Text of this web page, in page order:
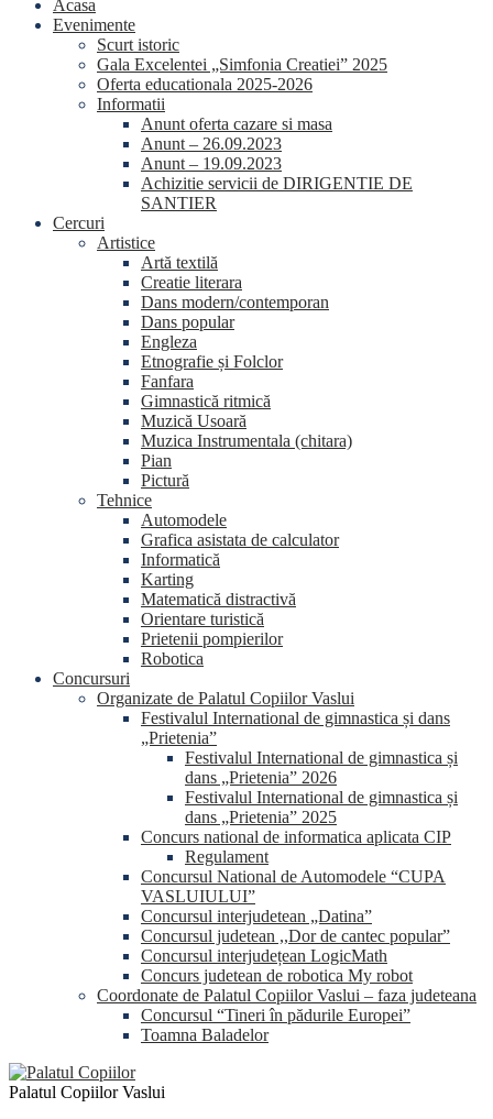
Acasa
Evenimente
Scurt istoric
Gala Excelentei „Simfonia Creatiei” 2025
Oferta educationala 2025-2026
Informatii
Anunt oferta cazare si masa
Anunt – 26.09.2023
Anunt – 19.09.2023
Achizitie servicii de DIRIGENTIE DE
SANTIER
Cercuri
Artistice
Artă textilă
Creatie literara
Dans modern/contemporan
Dans popular
Engleza
Etnografie și Folclor
Fanfara
Gimnastică ritmică
Muzică Usoară
Muzica Instrumentala (chitara)
Pian
Pictură
Tehnice
Automodele
Grafica asistata de calculator
Informatică
Karting
Matematică distractivă
Orientare turistică
Prietenii pompierilor
Robotica
Concursuri
Organizate de Palatul Copiilor Vaslui
Festivalul International de gimnastica și dans
„Prietenia”
Festivalul International de gimnastica și
dans „Prietenia” 2026
Festivalul International de gimnastica și
dans „Prietenia” 2025
Concurs national de informatica aplicata CIP
Regulament
Concursul National de Automodele “CUPA
VASLUIULUI”
Concursul interjudetean „Datina”
Concursul judetean ,,Dor de cantec popular”
Concursul interjudețean LogicMath
Concurs judetean de robotica My robot
Coordonate de Palatul Copiilor Vaslui – faza judeteana
Concursul “Tineri în pădurile Europei”
Toamna Baladelor
Palatul Copiilor Vaslui